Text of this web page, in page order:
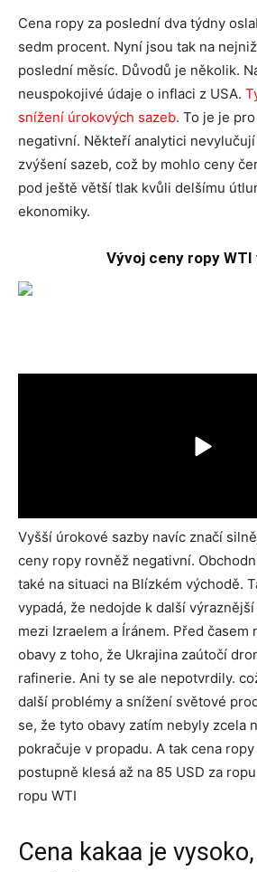
Cena ropy za poslední dva týdny
sedm procent. Nyní jsou tak na
poslední měsíc. Důvodů je několik.
neuspokojivé údaje o inflaci z USA.
snížení úrokových sazeb. To je je
negativní. Někteří analytici
zvýšení sazeb, což by mohlo ceny
pod ještě větší tlak kvůli delšímu
ekonomiky.
Vývoj ceny ropy WTI
Vyšší úrokové sazby navíc značí
ceny ropy rovněž negativní.
také na situaci na Blízkém východě.
vypadá, že nedojde k další
mezi Izraelem a Íránem. Před časem
obavy z toho, že Ukrajina zaútočí
rafinerie. Ani ty se ale nepotvrdily.
další problémy a snížení světové
se, že tyto obavy zatím nebyly zcela
pokračuje v propadu. A tak cena
postupně klesá až na 85 USD za
ropu WTI
Cena kakaa je